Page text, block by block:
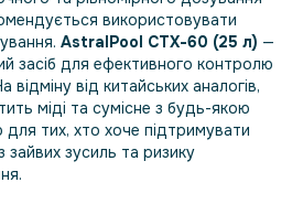
використовувати
AstralPool СТХ-60 (25 л) —
засіб для ефективного контролю
від китайських аналогів,
міді та сумісне з будь-якою
для тих, хто хоче підтримувати
зайвих зусиль та ризику